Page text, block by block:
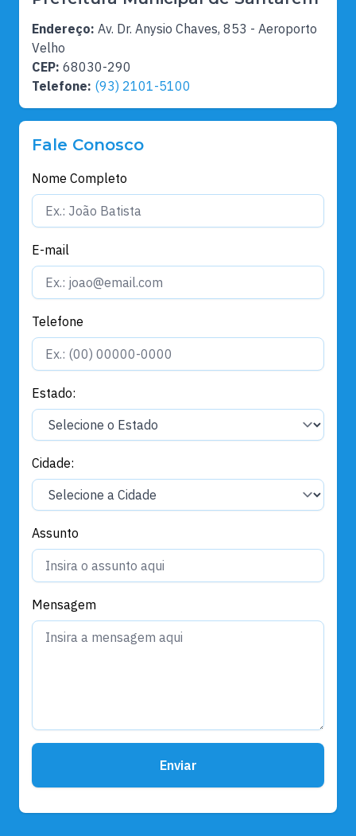
Endereço: Av. Dr. Anysio Chaves, 853 - Aeroporto
Velho
CEP: 68030-290
Telefone: (93) 2101-5100
Fale Conosco
Nome Completo
E-mail
Telefone
Estado:
Cidade:
Assunto
Mensagem
Enviar